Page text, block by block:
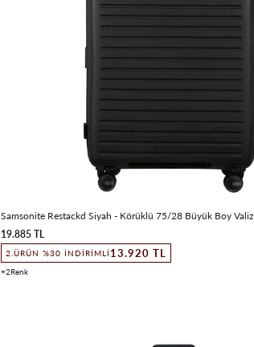
Samsonite Restackd Siyah - Körüklü 75/28 Büyük Boy Valiz
19.885 TL
2.ÜRÜN %30 İNDIRIMLI 13.920 TL
2